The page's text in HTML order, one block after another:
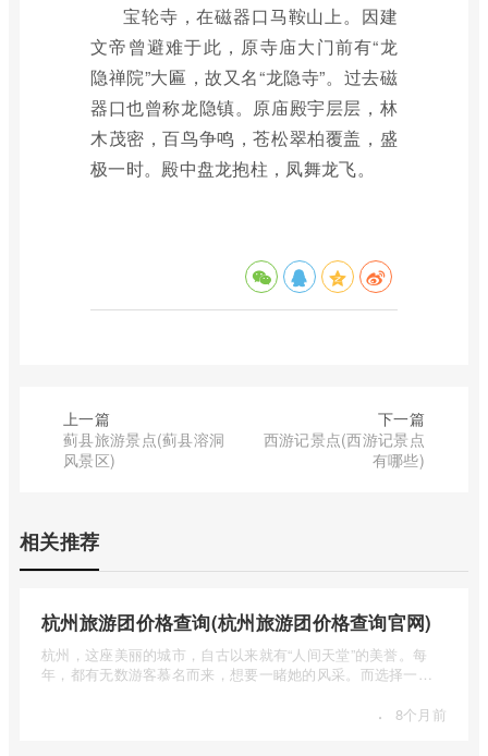
宝轮寺，在磁器口马鞍山上。因建
文帝曾避难于此，原寺庙大门前有“龙
隐禅院”大匾，故又名“龙隐寺”。过去磁
器口也曾称龙隐镇。原庙殿宇层层，林
木茂密，百鸟争鸣，苍松翠柏覆盖，盛
极一时。殿中盘龙抱柱，凤舞龙飞。
上一篇
蓟县旅游景点(蓟县溶洞
风景区)
下一篇
西游记景点(西游记景点
有哪些)
相关推荐
杭州旅游团价格查询(杭州旅游团价格查询官网)
杭州，这座美丽的城市，自古以来就有“人间天堂”的美誉。每
年，都有无数游客慕名而来，想要一睹她的风采。而选择一个
· 8个月前